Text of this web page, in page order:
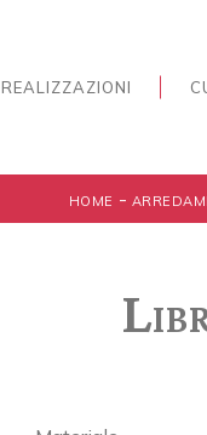
REALIZZAZIONI
HOME -